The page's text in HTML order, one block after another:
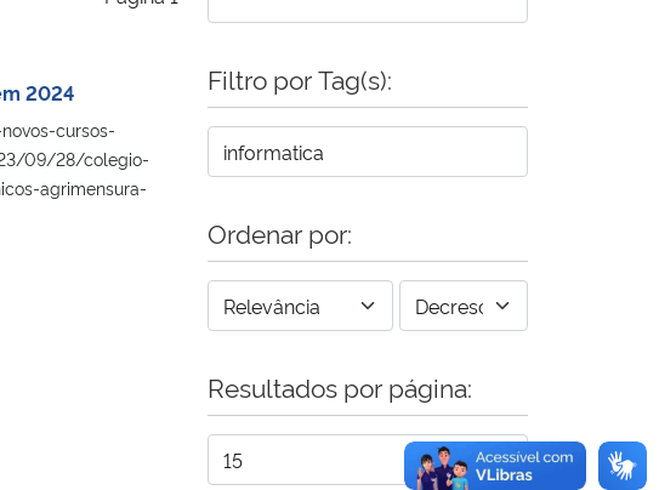
2024
cursos-
09/28/colegio-
agrimensura-
Filtro por Tag(s):
Ordenar por:
Resultados por página: